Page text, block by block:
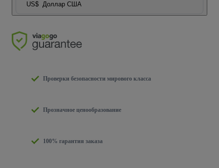
US$ Доллар США
Проверки безопасности мирового класса
Прозначное ценообразование
100% гарантия заказа